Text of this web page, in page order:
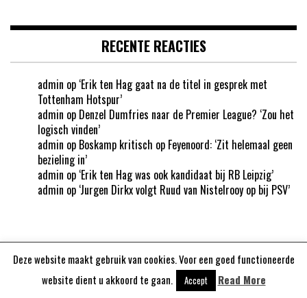
RECENTE REACTIES
admin op ‘Erik ten Hag gaat na de titel in gesprek met
Tottenham Hotspur’
admin op Denzel Dumfries naar de Premier League? ‘Zou het
logisch vinden’
admin op Boskamp kritisch op Feyenoord: ‘Zit helemaal geen
bezieling in’
admin op ‘Erik ten Hag was ook kandidaat bij RB Leipzig’
admin op ‘Jurgen Dirkx volgt Ruud van Nistelrooy op bij PSV’
Aangedreven doorWordPress
Deze website maakt gebruik van cookies. Voor een goed functioneerde
website dient u akkoord te gaan.
Accept Read More